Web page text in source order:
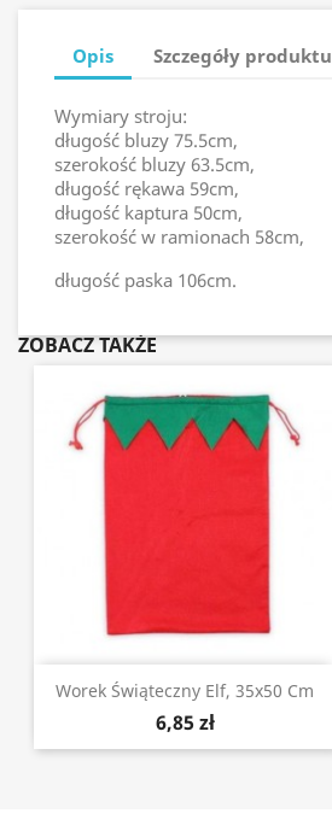
Opis Szczegóły produktu
Wymiary stroju:
długość bluzy 75.5cm,
szerokość bluzy 63.5cm,
długość rękawa 59cm,
długość kaptura 50cm,
szerokość w ramionach 58cm,
długość paska 106cm.
ZOBACZ TAKŻE
Worek Świąteczny Elf, 35x50 Cm
6,85 zł